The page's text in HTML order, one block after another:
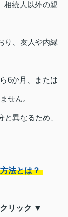
相続人以外の親
り、友人や内縁
6か月、または
せん。
異なるため、
法とは？
リック ▼